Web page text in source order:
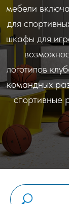
мебели
для
шкафы для
логотипов
командных
спортивные